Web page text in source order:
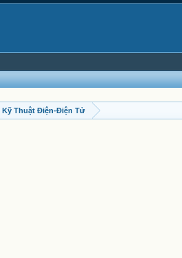
Kỹ Thuật Điện-Điện Tử